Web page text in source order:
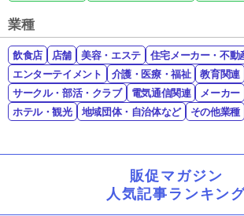
業種
飲食店 店舗 美容・エステ
住宅メーカー・不動
エンターテイメント
介護・医療・福祉
教育関連
サークル・部活・クラブ
電気通信関連 メーカー
ホテル・観光
地域団体・自治体など その他業種
販促マガジン
人気記事ランキン